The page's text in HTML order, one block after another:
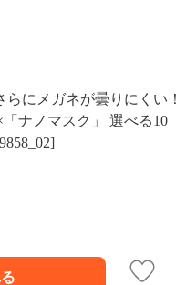
にメガネが曇りにくい！
ナノマスク」 選べる10